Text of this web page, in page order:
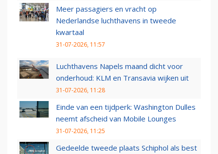
Meer passagiers en vracht op
Nederlandse luchthavens in tweede
kwartaal
31-07-2026, 11:57
Luchthavens Napels maand dicht voor
onderhoud: KLM en Transavia wijken uit
31-07-2026, 11:28
Einde van een tijdperk: Washington Dulles
neemt afscheid van Mobile Lounges
31-07-2026, 11:25
Gedeelde tweede plaats Schiphol als best